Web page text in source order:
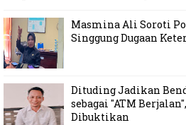
Masmina Ali Soroti
Singgung Dugaan
Dituding Jadikan
sebagai "ATM
Dibuktikan